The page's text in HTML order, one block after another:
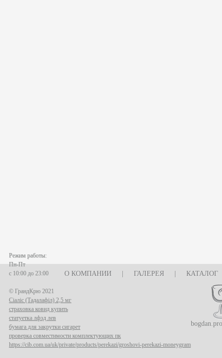
О КОМПАНИИ ГАЛЕРЕЯ КАТАЛОГ
Режим работы:
Пн-Пт
с 10:00 до 23:00
© ГрандКрю 2021
Сіаліс (Тадалафіл) 2,5 мг
страховка ковид купить
статуетка лфзд лев
бумага для закрутки сигарет
проверка совместимости комплектующих пк
https://cib.com.ua/uk/private/products/perekazi/groshovi-perekazi-moneygram